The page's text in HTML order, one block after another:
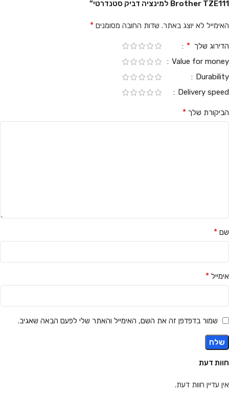
חוות דעת
אין עדיין חוות דעת.
Brother TZE111 למינציה דביק סטנדרטי”
האימייל לא יוצג באתר. שדות החובה מסומנים *
הדירוג שלך *
Value for money
Durability
Delivery speed
הביקורת שלך *
שם *
אימייל *
שמור בדפדפן זה את השם, האימייל והאתר שלי לפעם הבאה שאגיב.